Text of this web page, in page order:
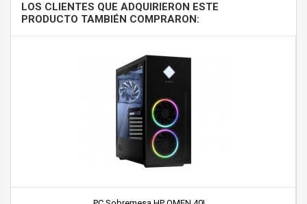
LOS CLIENTES QUE ADQUIRIERON ESTE
PRODUCTO TAMBIÉN COMPRARON: